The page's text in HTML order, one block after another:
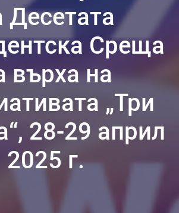
Десетата
Среща
върха на
„Три
28-29 април
2025 г.